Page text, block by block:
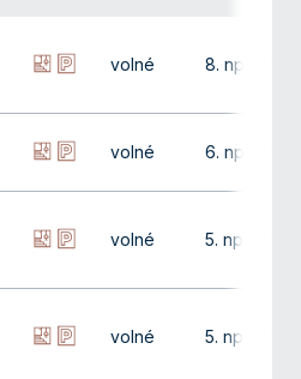
volné 8. np
volné 6. np
volné 5. np
volné 5. np